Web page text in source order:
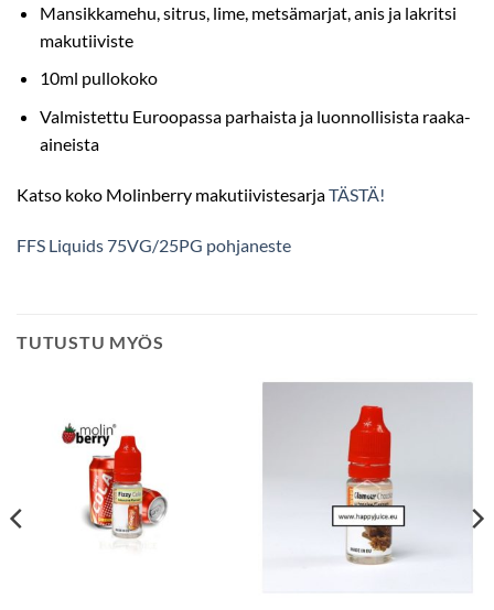
Mansikkamehu, sitrus, lime, metsämarjat, anis ja lakritsi
makutiiviste
10ml pullokoko
Valmistettu Euroopassa parhaista ja luonnollisista raaka-
aineista
Katso koko Molinberry makutiivistesarjaTÄSTÄ!
FFS Liquids 75VG/25PG pohjaneste
TUTUSTU MYÖS